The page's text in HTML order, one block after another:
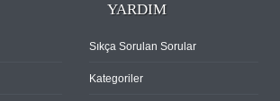
YARDIM
Sıkça Sorulan Sorular
Kategoriler